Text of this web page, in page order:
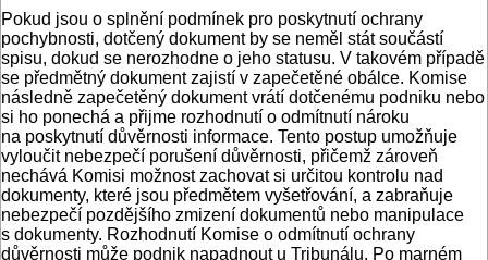
Pokud jsou o splnění podmínek pro poskytnutí ochrany
pochybnosti, dotčený dokument by se neměl stát součástí
spisu, dokud se nerozhodne o jeho statusu. V takovém případě
se předmětný dokument zajistí v zapečetěné obálce. Komise
následně zapečetěný dokument vrátí dotčenému podniku nebo
si ho ponechá a přijme rozhodnutí o odmítnutí nároku
na poskytnutí důvěrnosti informace. Tento postup umožňuje
vyloučit nebezpečí porušení důvěrnosti, přičemž zároveň
nechává Komisi možnost zachovat si určitou kontrolu nad
dokumenty, které jsou předmětem vyšetřování, a zabraňuje
nebezpečí pozdějšího zmizení dokumentů nebo manipulace
s dokumenty. Rozhodnutí Komise o odmítnutí ochrany
důvěrnosti může podnik napadnout u Tribunálu. Po marném